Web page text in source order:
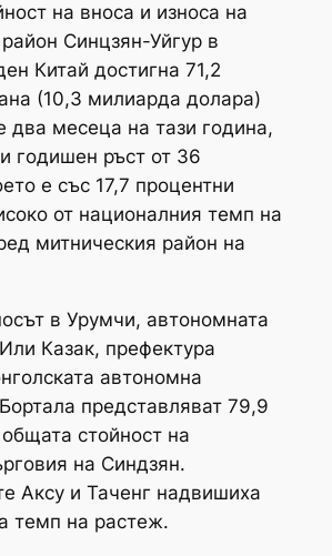
на вноса и износа на
Синцзян-Уйгур в
Китай достигна 71,2
(10,3 милиарда долара)
два месеца на тази година,
годишен ръст от 36
е със 17,7 процентни
от националния темп на
митническия район на
в Урумчи, автономната
Казак, префектура
автономна
представляват 79,9
стойност на
на Синдзян.
Аксу и Таченг надвишиха
темп на растеж.